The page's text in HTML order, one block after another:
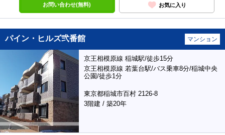
お問い合わせ(無料) お気に入り
パイン・ヒルズ弐番館 マンション
京王相模原線 稲城駅/徒歩15分
京王相模原線 若葉台駅/バス乗車8分/稲城中央
公園/徒歩1分
東京都稲城市百村 2126-8
3階建 / 築20年